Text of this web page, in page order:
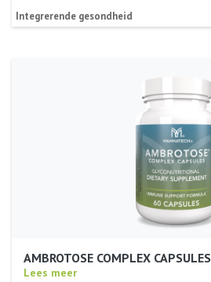
Integrerende gesondheid
AMBROTOSE COMPLEX CAPSULES
Lees meer